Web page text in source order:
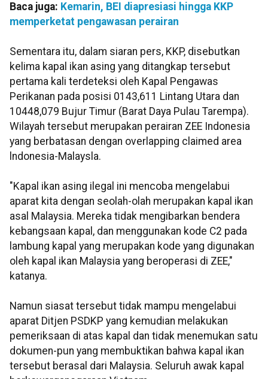
Baca juga: Kemarin, BEI diapresiasi hingga KKP
memperketat pengawasan perairan
Sementara itu, dalam siaran pers, KKP, disebutkan
kelima kapal ikan asing yang ditangkap tersebut
pertama kali terdeteksi oleh Kapal Pengawas
Perikanan pada posisi 0143,611 Lintang Utara dan
10448,079 Bujur Timur (Barat Daya Pulau Tarempa).
Wilayah tersebut merupakan perairan ZEE Indonesia
yang berbatasan dengan overlapping claimed area
lndonesia-Malaysla.
"Kapal ikan asing ilegal ini mencoba mengelabui
aparat kita dengan seolah-olah merupakan kapal ikan
asal Malaysia. Mereka tidak mengibarkan bendera
kebangsaan kapal, dan menggunakan kode C2 pada
lambung kapal yang merupakan kode yang digunakan
oleh kapal ikan Malaysia yang beroperasi di ZEE,"
katanya.
Namun siasat tersebut tidak mampu mengelabui
aparat Ditjen PSDKP yang kemudian melakukan
pemeriksaan di atas kapal dan tidak menemukan satu
dokumen-pun yang membuktikan bahwa kapal ikan
tersebut berasal dari Malaysia. Seluruh awak kapal